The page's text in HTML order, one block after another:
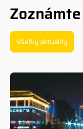
Všetky aktuality